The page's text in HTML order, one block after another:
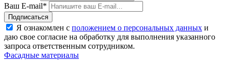
Ваш E-mail*
Подписаться
Я ознакомлен с положением о персональных данных и
даю свое согласие на обработку для выполнения указанного
запроса ответственным сотрудником.
Фасадные материалы